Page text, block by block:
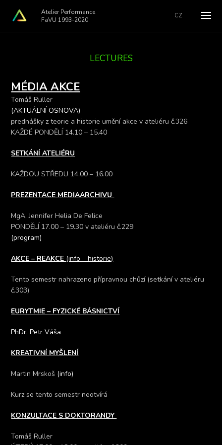
Atelier Performance
FaVU 1993-2020
CZ
LECTURES
MÉDIA AKCE
Tomáš Ruller
(AKTUÁLNÍ OSNOVA)
prednášky z teorie a historie umění akce v ateliéru č.326
KAŽDÉ PONDĚLÍ 14.10 – 15.40
SETKÁNÍ ATELIÉRU
KAŽDOU STŘEDU 14.00 – 16.00
PREZENTACE MEDIAARCHIVU
MgA. Jennifer Helia De Felice
PONDĚLÍ 17.00 – 19.30 v ateliéru č.229
(program)
AKCE – REAKCE (info – historie)
Tento semestr nahrazeno přípravnou chůzí (setkání v ateliéru
č.303)
EURYTMIE – FYZICKÉ BÁSNICTVÍ
PhDr. Petr Váša
KREATIVNÍ MYŠLENÍ
Martin Mrskoš (info)
Kurz se tento semestr neotvírá
KONZULTACE S DOKTORANDY
Tomáš Ruller